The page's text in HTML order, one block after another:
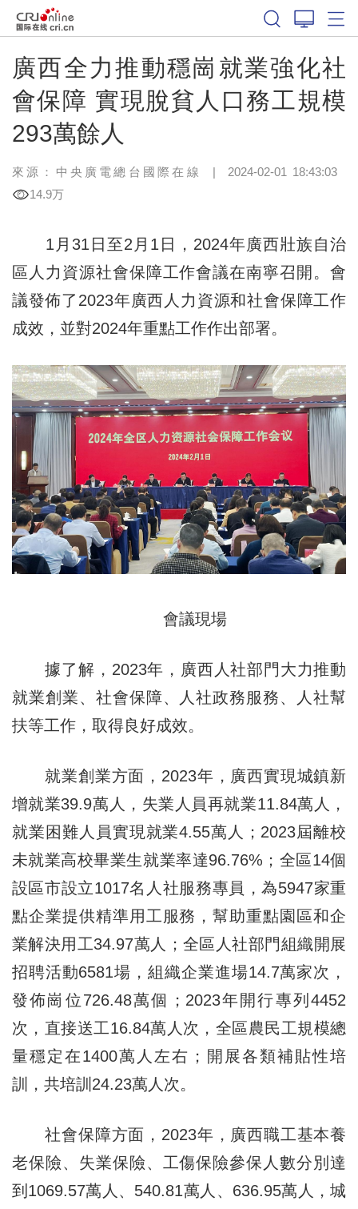
廣西全力推動穩崗就業強化社
會保障 實現脫貧人口務工規模
293萬餘人
來源：中央廣電總台國際在線 | 2024-02-01 18:43:03
14.9万
1月31日至2月1日，2024年廣西壯族自治
區人力資源社會保障工作會議在南寧召開。會
議發佈了2023年廣西人力資源和社會保障工作
成效，並對2024年重點工作作出部署。
會議現場
據了解，2023年，廣西人社部門大力推動
就業創業、社會保障、人社政務服務、人社幫
扶等工作，取得良好成效。
就業創業方面，2023年，廣西實現城鎮新
增就業39.9萬人，失業人員再就業11.84萬人，
就業困難人員實現就業4.55萬人；2023屆離校
未就業高校畢業生就業率達96.76%；全區14個
設區市設立1017名人社服務專員，為5947家重
點企業提供精準用工服務，幫助重點園區和企
業解決用工34.97萬人；全區人社部門組織開展
招聘活動6581場，組織企業進場14.7萬家次，
發佈崗位726.48萬個；2023年開行專列4452
次，直接送工16.84萬人次，全區農民工規模總
量穩定在1400萬人左右；開展各類補貼性培
訓，共培訓24.23萬人次。
社會保障方面，2023年，廣西職工基本養
老保險、失業保險、工傷保險參保人數分別達
到1069.57萬人、540.81萬人、636.95萬人，城